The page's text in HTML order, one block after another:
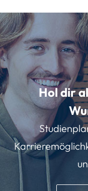
Hol dir